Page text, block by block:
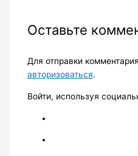
Оставьте
Для отправки
авторизоваться.
Войти, используя